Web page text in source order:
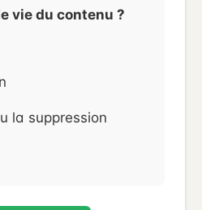
vie du contenu ?
la suppression